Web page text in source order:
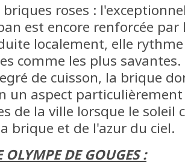
briques roses :
est encore renforcée par
localement, elle
comme les plus
de cuisson, la brique
un aspect
de la ville lorsque le soleil
brique et de l'azur du ciel.
OLYMPE DE GOUGES :